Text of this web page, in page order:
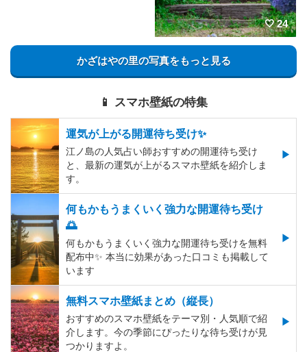
24
かざはやの里の写真をもっと見る
📱 スマホ壁紙の特集
運気が上がる開運待ち受け✨
江ノ島の人気占い師おすすめの開運待ち受け
と、最新の運気が上がるスマホ壁紙を紹介しま
す。
何もかもうまくいく強力な開運待ち受け
🌅
何もかもうまくいく強力な開運待ち受けを無料
配布中✨️ 本当に効果があった口コミも掲載して
います
無料スマホ壁紙まとめ（縦長）
おすすめのスマホ壁紙をテーマ別・人気順で紹
介します。今の季節にぴったりな待ち受けが見
つかりますよ。